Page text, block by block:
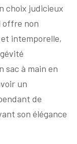
choix judicieux
offre non
intemporelle,
sac à main en
un
de
son élégance